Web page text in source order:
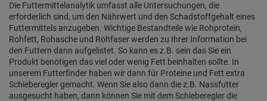
Die Futtermittelanalytik umfasst alle Untersuchungen, die
erforderlich sind, um den Nährwert und den Schadstoffgehalt eines
Futtermittels anzugeben. Wichtige Bestandteile wie Rohprotein,
Rohfett, Rohasche und Rohfaser werden zu Ihrer Information bei
den Futtern dann aufgelistet. So kann es z.B. sein das Sie ein
Produkt benötigen das viel oder wenig Fett beinhalten sollte. In
unserem Futterfinder haben wir dann für Proteine und Fett extra
Schieberegler gemacht. Wenn Sie also dann die z.B. Nassfutter
ausgesucht haben, dann können Sie mit dem Schieberegler die